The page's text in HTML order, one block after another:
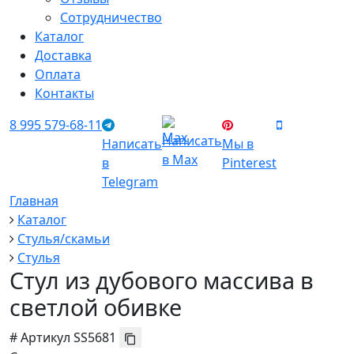
Сотрудничество
Каталог
Доставка
Оплата
Контакты
8 995 579-68-11
Написать
в
Telegram
Написать
в Max
Мы в
Pinterest
Главная
Каталог
Стулья/скамьи
Стулья
Стул из дубового массива в
светлой обивке
#Артикул SS5681